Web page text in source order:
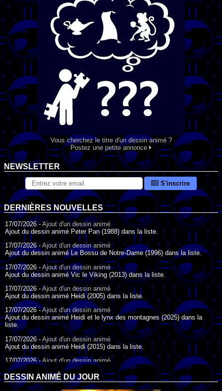
Vous cherchez le titre d'un dessin animé ?
Postez une petite annonce
NEWSLETTER
S'inscrire
DERNIÈRES NOUVELLES
17/07/2026 -Ajout d'un dessin animé
Ajout du dessin animé Peter Pan (1988) dans la liste.
17/07/2026 - Ajout d'un dessin animé
Ajout du dessin animé Le Bossu de Notre-Dame (1996) dans la liste.
17/07/2026 - Ajout d'un dessin animé
Ajout du dessin animé Vic le Viking (2013) dans la liste.
17/07/2026 -Ajout d'un dessin animé
Ajout du dessin animé Heidi (2005) dans la liste.
17/07/2026 -Ajout d'un dessin animé
Ajout du dessin animé Heidi et le lynx des montagnes (2025) dans la
liste.
17/07/2026 - Ajout d'un dessin animé
Ajout du dessin animé Heidi (2015) dans la liste.
17/07/2026 -Ajout d'un dessin animé
Ajout du dessin animé Heidi (1995) dans la liste.
09/07/2026 -Ajout d'un dessin animé
Ajout du dessin animé Genki l'Aventurier de la Chance (2006) dans la
DESSIN ANIMÉ DU JOUR